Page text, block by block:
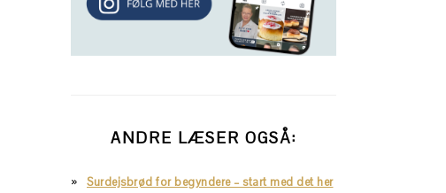
ANDRE LÆSER OGSÅ:
Surdejsbrød for begyndere – start med det her